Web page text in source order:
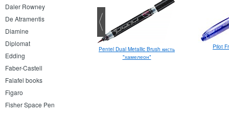
Daler Rowney
De Atramentis
Diamine
Diplomat
Edding
Faber-Castell
Falafel books
Figaro
Fisher Space Pen
Pentel Touch Brush Pen
Pentel Dual Metallic Brush кисть
"хамелеон"
Pilot